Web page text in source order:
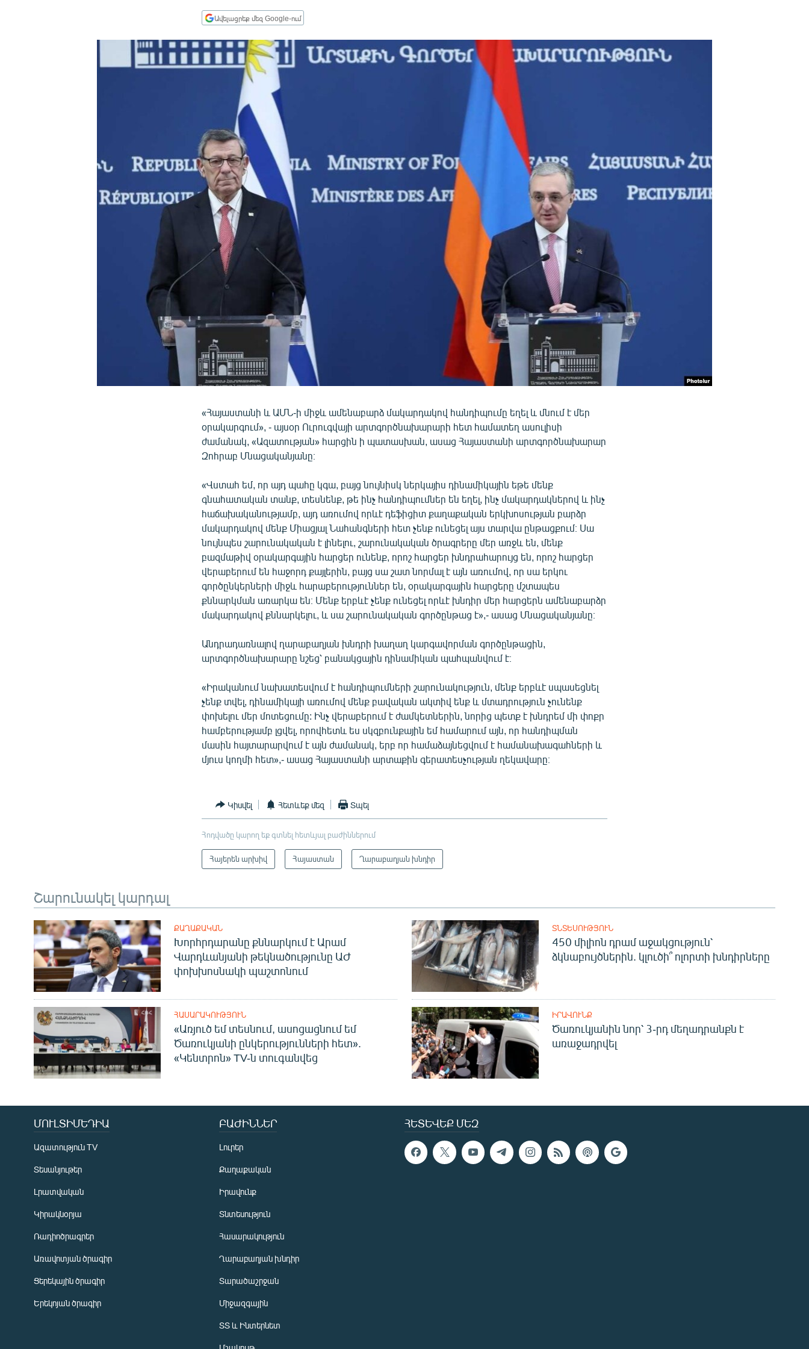
ՄԵԿՆԱԲԱՆՈՒԹՅՈՒՆ
ՁԳՏԵԼՈՎ ԼԱՎԱԳՈՒՅՆԻՆ
Ավելացրեք մեզ Google-ում
«Հայաստանի և ԱՄՆ-ի միջև ամենաբարձ մակարդակով հանդիպումը եղել և մնում է մեր
օրակարգում», - այսօր Ուրուգվայի արտգործնախարարի հետ համատեղ ասուլիսի
ժամանակ, «Ազատության» հարցին ի պատասխան, ասաց Հայաստանի արտգործնախարար
Զոհրաբ Մնացականյանը։
«Վստահ եմ, որ այդ պահը կգա, բայց նույնիսկ ներկայիս դինամիկային եթե մենք
գնահատական տանք, տեսնենք, թե ինչ հանդիպումներ են եղել, ինչ մակարդակներով և ինչ
հաճախականությամբ, այդ առումով որևէ դեֆիցիտ քաղաքական երկխոսության բարձր
մակարդակով մենք Միացյալ Նահանգների հետ չենք ունեցել այս տարվա ընթացքում։ Սա
նույնպես շարունակական է լինելու, շարունակական ծրագրերը մեր առջև են, մենք
բազմաթիվ օրակարգային հարցեր ունենք, որոշ հարցեր խնդրահարույց են, որոշ հարցեր
վերաբերում են հաջորդ քայլերին, բայց սա շատ նորմալ է այն առումով, որ սա երկու
գործընկերների միջև հարաբերություններ են, օրակարգային հարցերը մշտապես
քննարկման առարկա են։ Մենք երբևէ չենք ունեցել որևէ խնդիր մեր հարցերն ամենաբարձր
մակարդակով քննարկելու, և սա շարունակական գործընթաց է»,- ասաց Մնացականյանը։
Անդրադառնալով ղարաբաղյան խնդրի խաղաղ կարգավորման գործընթացին,
արտգործնախարարը նշեց՝ բանակցային դինամիկան պահպանվում է։
«Իրականում նախատեսվում է հանդիպումների շարունակություն, մենք երբևէ սպասեցնել
չենք տվել, դինամիկայի առումով մենք բավական ակտիվ ենք և մտադրություն չունենք
փոխելու մեր մոտեցումը: Ինչ վերաբերում է ժամկետներին, նորից պետք է խնդրեմ մի փոքր
համբերությամբ լցվել, որովհետև ես սկզբունքային եմ համարում այն, որ հանդիպման
մասին հայտարարվում է այն ժամանակ, երբ որ համաձայնեցվում է համանախագահների և
մյուս կողմի հետ»,- ասաց Հայաստանի արտաքին գերատեսչության ղեկավարը։
Կիսվել Հետևեք մեզ Տպել
Հոդվածը կարող եք գտնել հետևյալ բաժիններում
Հայերեն արխիվ Հայաստան Ղարաբաղյան խնդիր
Շարունակել կարդալ
ՔԱՂԱՔԱԿԱՆ
Խորհրդարանը քննարկում է Արամ
Վարդևանյանի թեկնածությունը ԱԺ
փոխխոսնակի պաշտոնում
ՏՆՏԵՍՈՒԹՅՈՒՆ
450 միլիոն դրամ աջակցություն՝
ձկնաբույծներին. կլուծի՞ ոլորտի խնդիրները
ՀԱՍԱՐԱԿՈՒԹՅՈՒՆ
«Առյուծ եմ տեսնում, ասոցացնում եմ
Ծառուկյանի ընկերությունների հետ».
«Կենտրոն» TV-ն տուգանվեց
ԻՐԱՎՈՒՆՔ
Ծառուկյանին նոր՝ 3-րդ մեղադրանքն է
առաջադրվել
ՀԵՏԵՎԵՔ ՄԵԶ
ՄՈՒԼՏԻՄԵԴԻԱ
Ազատություն TV
Տեսանյութեր
Լրատվական
Կիրակնօրյա
Ռադիոծրագրեր
Առավոտյան ծրագիր
Ցերեկային ծրագիր
Երեկոյան ծրագիր
ԲԱԺԻՆՆԵՐ
Լուրեր
Քաղաքական
Իրավունք
Տնտեսություն
Հասարակություն
Ղարաբաղյան խնդիր
Տարածաշրջան
Միջազգային
ՏՏ և Ինտերնետ